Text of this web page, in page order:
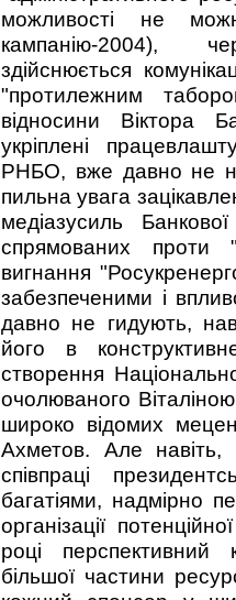
можливості не
кампанію-2004),
здійснюється
"протилежним
відносини Віктора
укріплені
РНБО, вже давно не
пильна увага
медіазусиль
спрямованих проти
вигнання
забезпеченими і
давно не гидують,
його в
створення
очолюваного
широко відомих
Ахметов. Але навіть,
співпраці
багатіями, надмірно
організації
році перспективний
більшої частини